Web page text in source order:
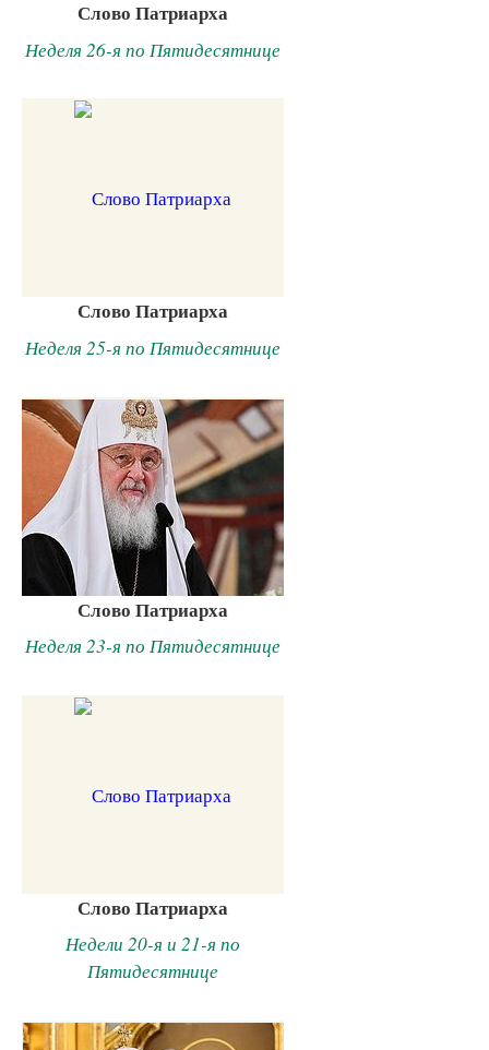
Слово Патриарха
Неделя 26-я по Пятидесятнице
Слово Патриарха
Неделя 25-я по Пятидесятнице
Слово Патриарха
Неделя 23-я по Пятидесятнице
Слово Патриарха
Недели 20-я и 21-я по
Пятидесятнице